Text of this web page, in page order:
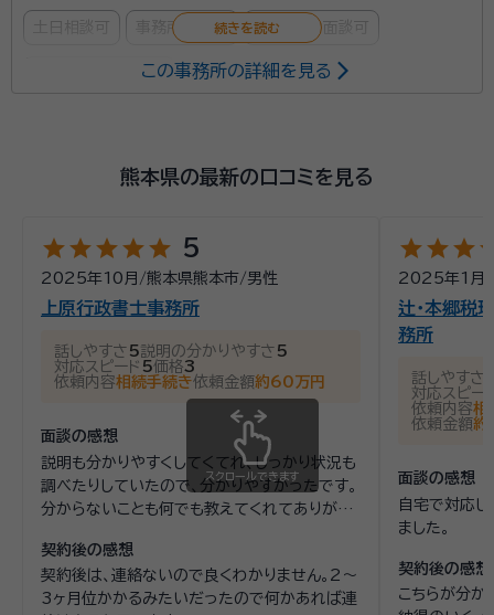
土日相談可 事務所面談可 オンライン面談可
女性スタッフ対応可
弁護士
相続は、法律の問題であると同時に、ご家族の気持ちが深く関わ
ない」「家族関係がこじれてしまいそうで不安」「できれば穏やか
に解決したい」ーーそのようなお悩みを抱えてご相談に来られる
方が多くいらっしゃいます。 当事務所では、相続にかんするご相
談をお受けする際、まずはお話しを丁寧にうかがうことを大切に
しています。法律的に正しい結論を示すだけでなく、ご相談者様
がどのような思いでおられるのか、ご家族との関係を今後どう
していきたいのかを踏まえた上で、最適な解決方法をご提案し
ます。 遺産分割協議、相続放棄、遺言書作成、生前対策など、相
続に関する問題は一つとして同じものはありません。状況やご希
望に応じて、無理のない進め方、将来のトラブルを防ぐための視
点も含め、わかりやすくご説明いたします。「相談してよかった」
「少し気持ちが軽くなった」と感じていただける対応を心がけて
資格等：弁護士
この事務所の詳細を見る
熊本県の最新の口コミを見る
starstarstarstarstar 5
2025年10月 /熊本県熊本市/男性
上原行政書士事務所
話しやすさ 5説明の分かりやすさ 5
対応スピード 5価格3
依頼内容相続手続き依頼金額約60万円
面談の感想
説明も分かりやすくしてくてれ、しっかり状況も
調べたりしていたので、分かりやすかったです。
分からないことも何でも教えてくれてありがた
契約後の感想
契約後は、連絡ないので良くわかりません。2〜
3ヶ月位かかるみたいだったので何かあれば連
starstarstar
2025年1月
辻・本郷税
務所
話しやすさ
対応スピー
依頼内容相
依頼金額約
面談の感想
自宅で対応し
ました。
契約後の感想
こちらが分か
スクロールできます